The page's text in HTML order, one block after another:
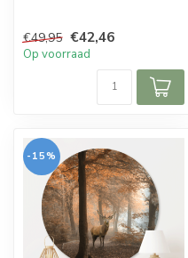
€49,95 €42,46
Op voorraad
-15%